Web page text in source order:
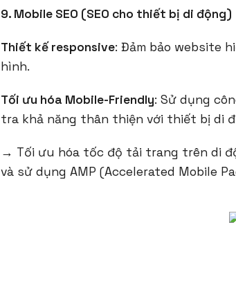
9. Mobile SEO (SEO cho thiết bị di động)
Thiết kế responsive: Đảm bảo website
hình.
Tối ưu hóa Mobile-Friendly: Sử dụng
tra khả năng thân thiện với thiết bị di
→ Tối ưu hóa tốc độ tải trang trên di
và sử dụng AMP (Accelerated Mobile